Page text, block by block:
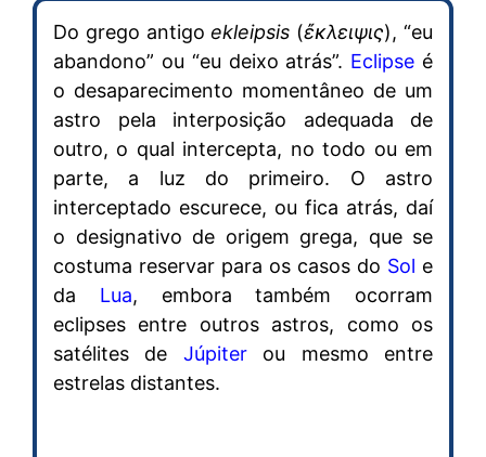
Do grego antigoekleipsis (ἔκλειψις), “eu
abandono” ou “eu deixo atrás”. Eclipse é
o desaparecimento momentâneo de um
astro pela interposição adequada de
outro, o qual intercepta, no todo ou em
parte, a luz do primeiro. O astro
interceptado escurece, ou fica atrás, daí
o designativo de origem grega, que se
costuma reservar para os casos do Sol e
da Lua, embora também ocorram
eclipses entre outros astros, como os
satélites de Júpiterou mesmo entre
estrelas distantes.